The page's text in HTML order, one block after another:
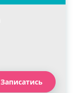
Записатись